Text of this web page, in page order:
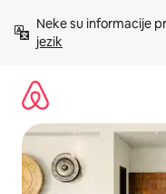
sadržaj
Neke su informacije
jezik